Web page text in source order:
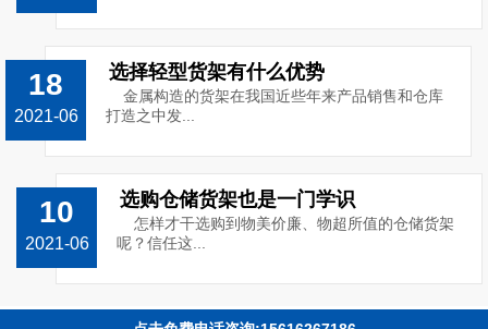
18
2021-06
选择轻型货架有什么优势
金属构造的货架在我国近些年来产品销售和仓库
打造之中发...
10
2021-06
选购仓储货架也是一门学识
怎样才干选购到物美价廉、物超所值的仓储货架
呢？信任这...